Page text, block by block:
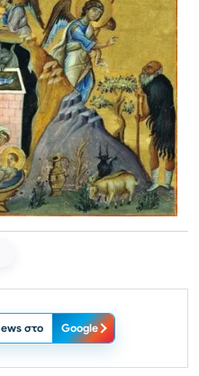
στο Google